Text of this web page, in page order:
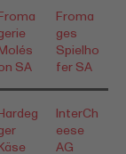
SA
Froma
ges
Spielho
fer SA
InterCh
eese
AG